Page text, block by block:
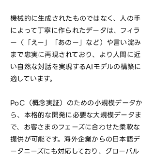
機械的に生成されたものではなく、人の手
によって丁寧に作られたデータは、フィラ
ー（「えー」「あのー」など）や言い淀み
まで忠実に再現されており、より人間に近
い自然な対話を実現するAIモデルの構築に
適しています。
PoC（概念実証）のための小規模データか
ら、本格的な開発に必要な大規模データま
で、お客さまのフェーズに合わせた柔軟な
提供が可能です。海外企業からの日本語デ
ータニーズにも対応しており、グローバル